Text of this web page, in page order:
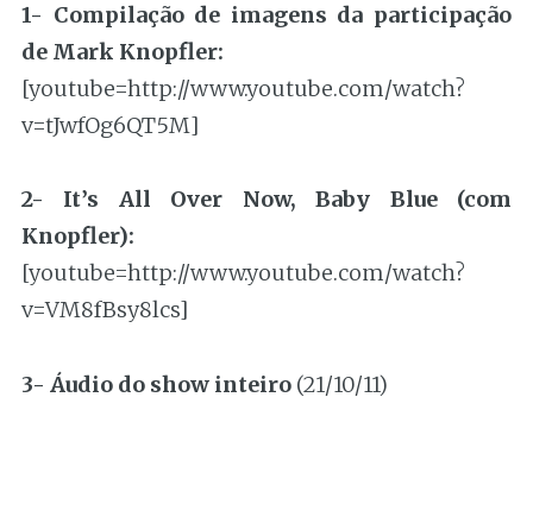
1- Compilação de imagens da participação
de Mark Knopfler:
[youtube=http://www.youtube.com/watch?
v=tJwfOg6QT5M]
2- It’s All Over Now, Baby Blue (com
Knopfler):
[youtube=http://www.youtube.com/watch?
v=VM8fBsy8lcs]
3- Áudio do show inteiro (21/10/11)